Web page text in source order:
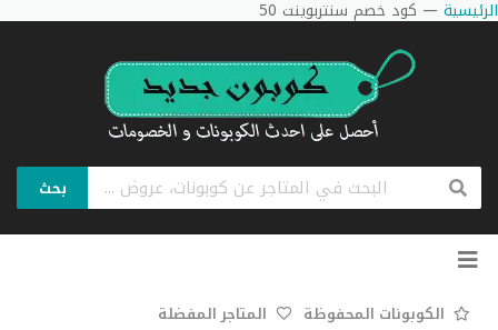
الرئيسية — كود خصم سنتربوينت 50
بحث
تخطي
الكوبونات المحفوظة المتاجر المفضلة